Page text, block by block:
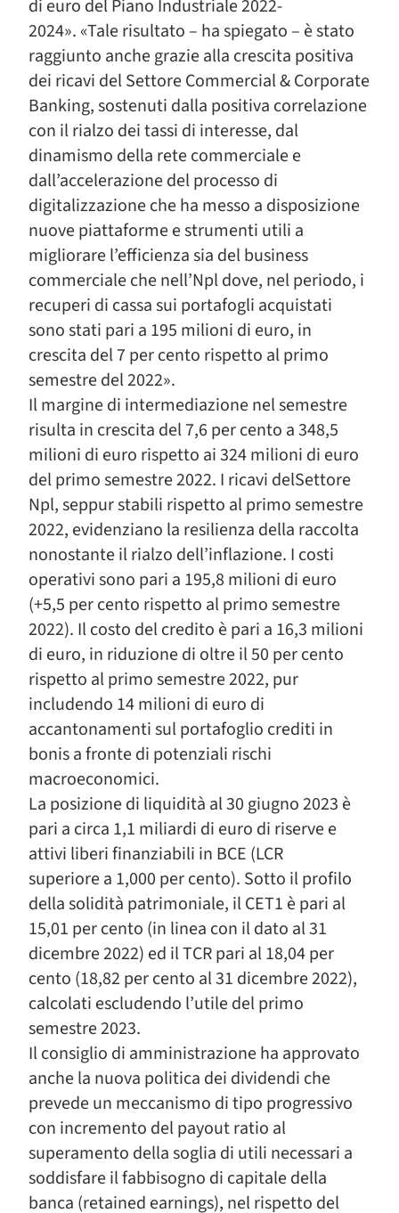
di euro del Piano Industriale 2022-
2024». «Tale risultato – ha spiegato – è stato
raggiunto anche grazie alla crescita positiva
dei ricavi del Settore Commercial & Corporate
Banking, sostenuti dalla positiva correlazione
con il rialzo dei tassi di interesse, dal
dinamismo della rete commerciale e
dall’accelerazione del processo di
digitalizzazione che ha messo a disposizione
nuove piattaforme e strumenti utili a
migliorare l’efficienza sia del business
commerciale che nell’Npl dove, nel periodo, i
recuperi di cassa sui portafogli acquistati
sono stati pari a 195 milioni di euro, in
crescita del 7 per cento rispetto al primo
semestre del 2022».
Il margine di intermediazione nel semestre
risulta in crescita del 7,6 per cento a 348,5
milioni di euro rispetto ai 324 milioni di euro
del primo semestre 2022. I ricavi delSettore
Npl, seppur stabili rispetto al primo semestre
2022, evidenziano la resilienza della raccolta
nonostante il rialzo dell’inflazione. I costi
operativi sono pari a 195,8 milioni di euro
(+5,5 per cento rispetto al primo semestre
2022). Il costo del credito è pari a 16,3 milioni
di euro, in riduzione di oltre il 50 per cento
rispetto al primo semestre 2022, pur
includendo 14 milioni di euro di
accantonamenti sul portafoglio crediti in
bonis a fronte di potenziali rischi
macroeconomici.
La posizione di liquidità al 30 giugno 2023 è
pari a circa 1,1 miliardi di euro di riserve e
attivi liberi finanziabili in BCE (LCR
superiore a 1,000 per cento). Sotto il profilo
della solidità patrimoniale, il CET1 è pari al
15,01 per cento (in linea con il dato al 31
dicembre 2022) ed il TCR pari al 18,04 per
cento (18,82 per cento al 31 dicembre 2022),
calcolati escludendo l’utile del primo
semestre 2023.
Il consiglio di amministrazione ha approvato
anche la nuova politica dei dividendi che
prevede un meccanismo di tipo progressivo
con incremento del payout ratio al
superamento della soglia di utili necessari a
soddisfare il fabbisogno di capitale della
banca (retained earnings), nel rispetto del